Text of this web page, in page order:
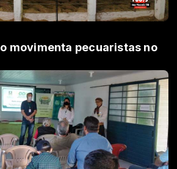
movimenta pecuaristas no